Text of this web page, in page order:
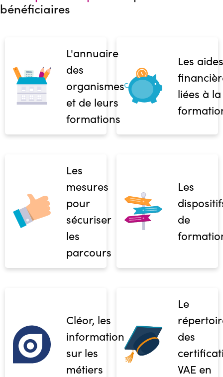
bénéficiaires
L'annuaire
des
organismes
et de leurs
formations
Les aides
liées à la
Les
mesures
pour
sécuriser
les
parcours
Les
de
Cléor, les
informations
sur les
métiers
Le
des
VAE en